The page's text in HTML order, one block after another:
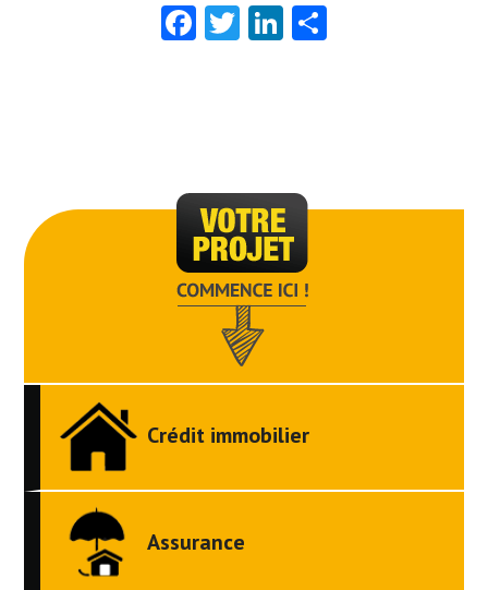
Facebook
TwitterLinkedIn
Crédit immobilier
Assurance